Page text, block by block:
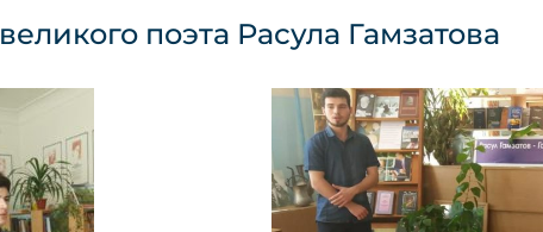
поэта Расула Гамзатова